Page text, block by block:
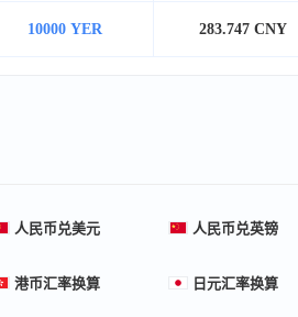
10000 YER 283.747 CNY
人民币兑美元 人民币兑英镑
港币汇率换算 日元汇率换算